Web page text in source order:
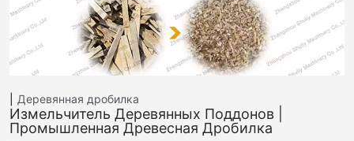
Деревянная дробилка
Измельчитель Деревянных Поддонов |
Промышленная Древесная Дробилка